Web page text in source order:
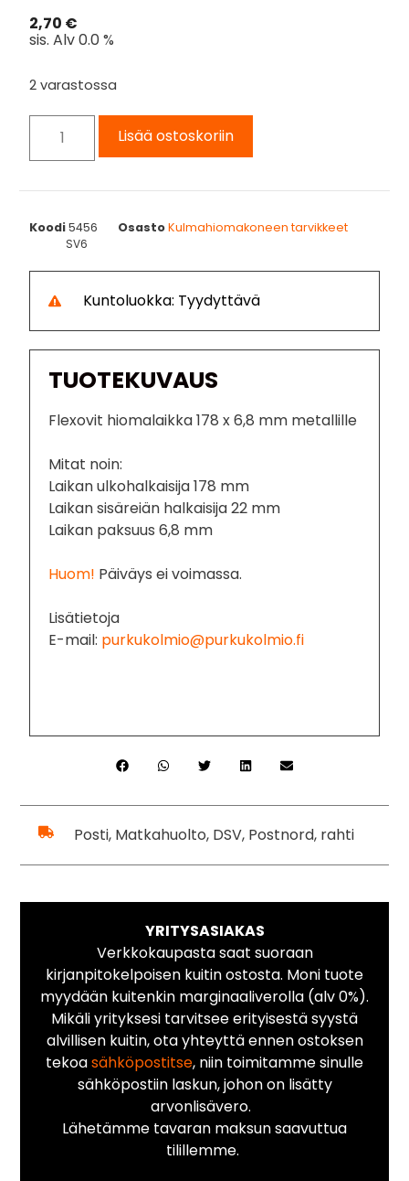
2,70 €
sis. Alv 0.0 %
2 varastossa
Lisää ostoskoriin
Koodi5456 OsastoKulmahiomakoneen tarvikkeet
SV6
Kuntoluokka: Tyydyttävä
TUOTEKUVAUS
Flexovit hiomalaikka 178 x 6,8 mm metallille
Mitat noin:
Laikan ulkohalkaisija 178 mm
Laikan sisäreiän halkaisija 22 mm
Laikan paksuus 6,8 mm
Huom! Päiväys ei voimassa.
Lisätietoja
E-mail: purkukolmio@purkukolmio.fi
Posti, Matkahuolto, DSV, Postnord, rahti
YRITYSASIAKAS
Verkkokaupasta saat suoraan
kirjanpitokelpoisen kuitin ostosta. Moni tuote
myydään kuitenkin marginaaliverolla (alv 0%).
Mikäli yrityksesi tarvitsee erityisestä syystä
alvillisen kuitin, ota yhteyttä ennen ostoksen
tekoasähköpostitse, niin toimitamme sinulle
sähköpostiin laskun, johon on lisätty
arvonlisävero.
Lähetämme tavaran maksun saavuttua
tilillemme.